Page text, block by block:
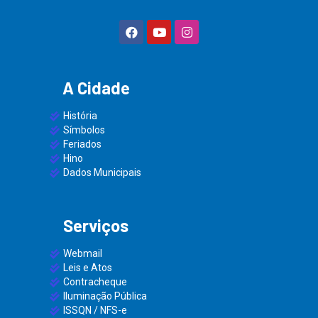
A Cidade
História
Símbolos
Feriados
Hino
Dados Municipais
Serviços
Webmail
Leis e Atos
Contracheque
Iluminação Pública
ISSQN / NFS-e